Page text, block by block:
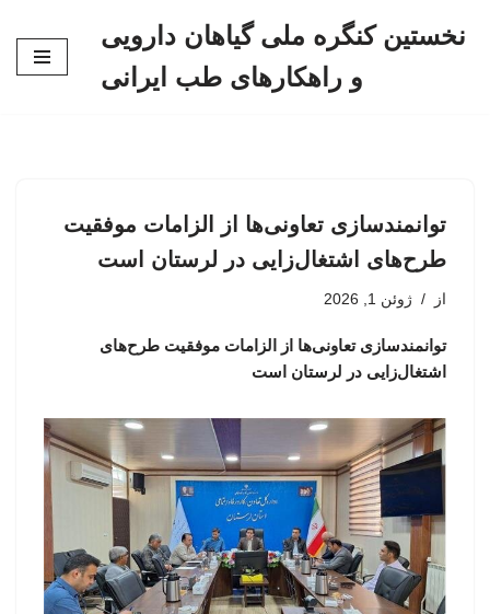
نخستین کنگره ملی گیاهان دارویی
و راهکارهای طب ایرانی
توانمندسازی تعاونی‌ها از الزامات موفقیت
طرح‌های اشتغال‌زایی در لرستان است
از ژوئن 1, 2026
توانمندسازی تعاونی‌ها از الزامات موفقیت طرح‌های
اشتغال‌زایی در لرستان است